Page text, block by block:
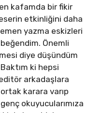
kafamda bir fikir
etkinliğini daha
yazma eskizleri
beğendim. Önemli
diye düşündüm
ki hepsi
arkadaşlara
karara varıp
okuyucularımıza